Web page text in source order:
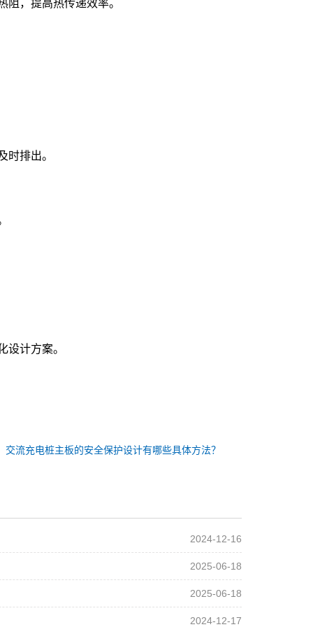
，提高热传递效率。
排出。
计方案。
交流充电桩主板的安全保护设计有哪些具体方法？
2024-12-16
2025-06-18
2025-06-18
2024-12-17